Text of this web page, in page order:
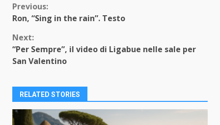
Continue
Reading
Previous:
Ron, “Sing in the rain”. Testo
Next:
“Per Sempre”, il video di Ligabue nelle sale per
San Valentino
RELATED STORIES